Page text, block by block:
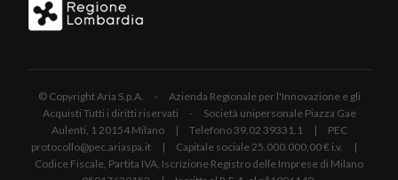
© Copyright Aria S.p.A. - Azienda Regionale per l'Innovazione e gli
Acquisti Tutti i diritti riservati - Società unipersonale Piazza Gae
Aulenti, 1 20154 Milano | Telefono 39.02 39331.1 | PEC
protocollo@pec.ariaspa.it | Capitale sociale 25.000.000,00 € i.v. |
Codice Fiscale, Partita IVA, Iscrizione Registro delle Imprese di Milano